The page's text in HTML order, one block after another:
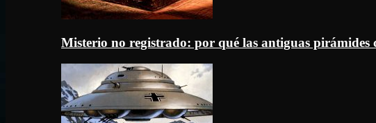
Misterio no registrado: por qué las antiguas pirámides